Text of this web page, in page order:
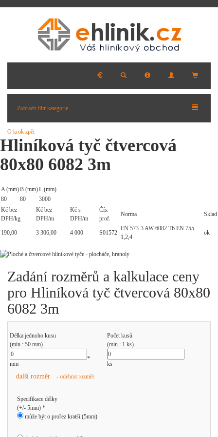
Zobrazit filtr kategorie
O krok zpět
Hliníková tyč čtvercová
80x80 6082 3m
A (mm)B (mm)L (mm)
80
80
3000
Kč bez
DPH/kg
Kč bez
DPH/m
Kč s
DPH/m
Čís.
prof.
Norma Sklad
190,00 3 306,00 4 000 S01572
EN 573-3 AW 6082 T6 EN 755-
1,2,4
ok
Zadání rozměrů a kalkulace ceny
pro Hliníková tyč čtvercová 80x80
6082 3m
Délka jednoho kusu
(min.: 50 mm)
Počet kusů
(min.: 1 ks)
mm
*
ks
další rozměr - odebrat rozměr
Specifikace délky
(+/- 5mm) *
může být o prořez kratší (5mm)